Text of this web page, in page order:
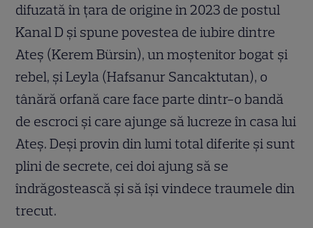
difuzată în țara de origine în 2023 de postul
Kanal D și spune povestea de iubire dintre
Ateş (Kerem Bürsin), un moștenitor bogat și
rebel, și Leyla (Hafsanur Sancaktutan), o
tânără orfană care face parte dintr-o bandă
de escroci și care ajunge să lucreze în casa lui
Ateş. Deși provin din lumi total diferite și sunt
plini de secrete, cei doi ajung să se
îndrăgostească și să își vindece traumele din
trecut.